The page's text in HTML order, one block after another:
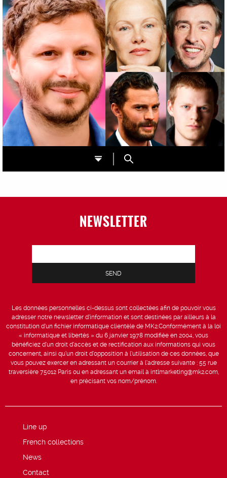
NEWSLETTER
Les données personnelles ci-dessus sont collectées afin de pouvoir vous
adresser notre newsletter d’information et sont destinées par ailleurs à la
constitution d’un fichier informatique clientèle de MK2.Conformément à la loi
« informatique et libertés » du 6 janvier 1978 modifiée en 2004, vous
bénéficiez d’un droit d’accès et de rectification aux informations qui vous
concernent, ainsi qu’un droit d’opposition à l’utilisation de ces données, que
vous pouvez exercer en adressant un courrier à l’adresse suivante : 55 rue
traversière 75012 Paris ou en adressant un email à intlmarketing@mk2.com,
en précisant vos nom/prénom.
Line up
French collections
News
Contact